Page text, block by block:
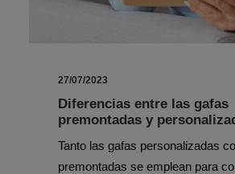
27/07/2023
Diferencias entre las gafas
premontadas y
Tanto las gafas personalizadas
premontadas se emplean para